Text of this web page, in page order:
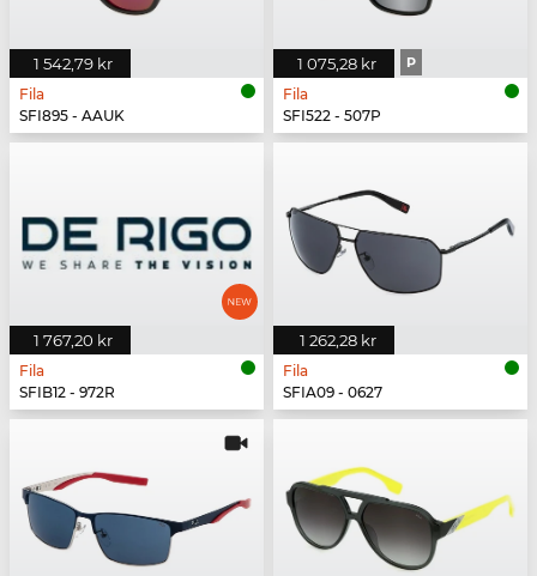
1 542,79 kr
Fila
SFI895 - AAUK
1 075,28 kr P
Fila
SFI522 - 507P
1 767,20 kr
Fila
SFIB12 - 972R
1 262,28 kr
Fila
SFIA09 - 0627